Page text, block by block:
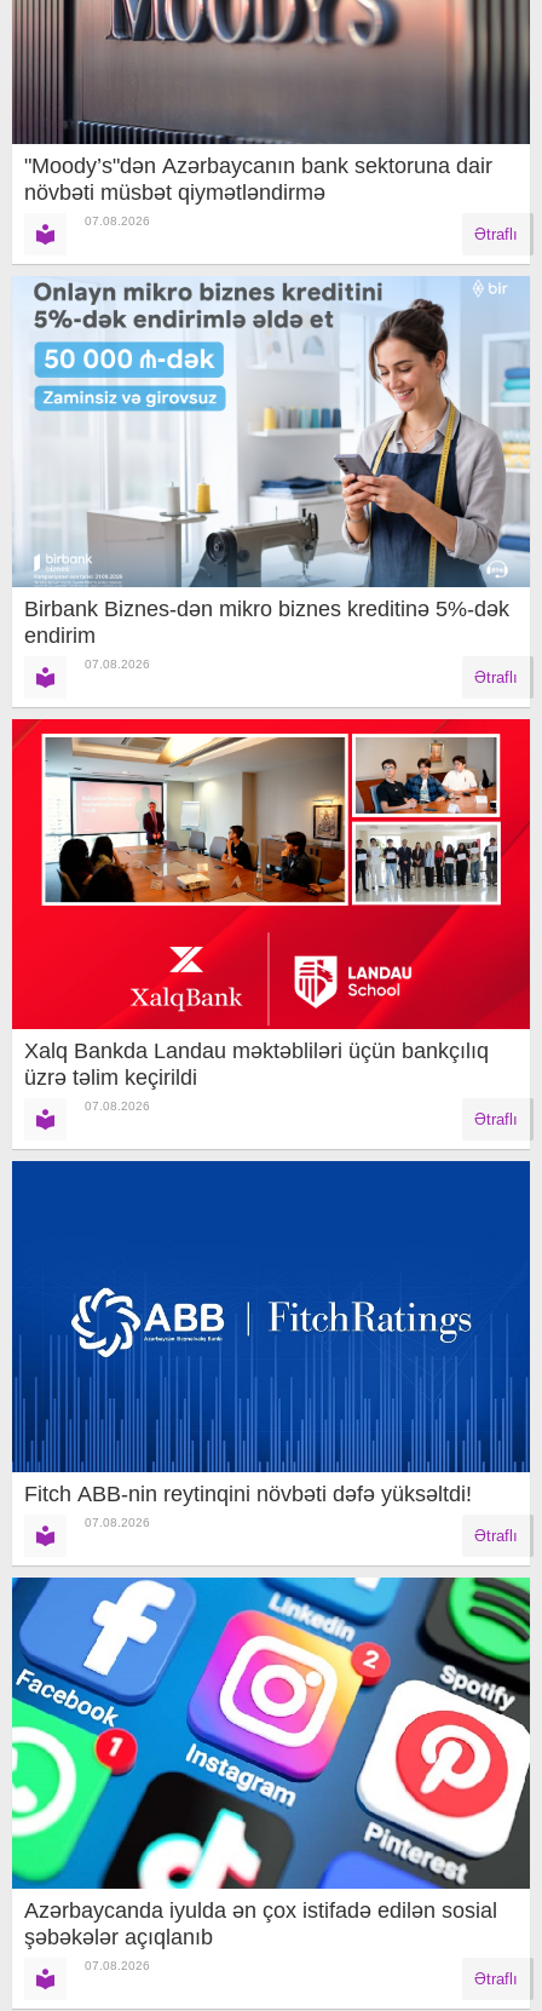
"Moody’s"dən Azərbaycanın bank sektoruna dair
növbəti müsbət qiymətləndirmə
07.08.2026
Ətraflı
Birbank Biznes-dən mikro biznes kreditinə 5%-dək
endirim
07.08.2026
Ətraflı
Xalq Bankda Landau məktəbliləri üçün bankçılıq
üzrə təlim keçirildi
07.08.2026
Ətraflı
Fitch ABB-nin reytinqini növbəti dəfə yüksəltdi!
07.08.2026
Ətraflı
Azərbaycanda iyulda ən çox istifadə edilən sosial
şəbəkələr açıqlanıb
07.08.2026
Ətraflı